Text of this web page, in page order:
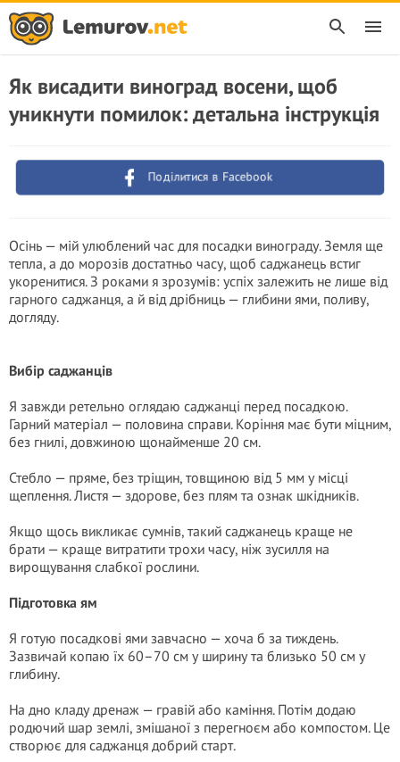
Як висадити виноград восени, щоб
уникнути помилок: детальна інструкція
Поділитися в Facebook
Осінь — мій улюблений час для посадки винограду. Земля ще
тепла, а до морозів достатньо часу, щоб саджанець встиг
укоренитися. З роками я зрозумів: успіх залежить не лише від
гарного саджанця, а й від дрібниць — глибини ями, поливу,
догляду.
Вибір саджанців
Я завжди ретельно оглядаю саджанці перед посадкою.
Гарний матеріал — половина справи. Коріння має бути міцним,
без гнилі, довжиною щонайменше 20 см.
Стебло — пряме, без тріщин, товщиною від 5 мм у місці
щеплення. Листя — здорове, без плям та ознак шкідників.
Якщо щось викликає сумнів, такий саджанець краще не
брати — краще витратити трохи часу, ніж зусилля на
вирощування слабкої рослини.
Підготовка ям
Я готую посадкові ями завчасно — хоча б за тиждень.
Зазвичай копаю їх 60–70 см у ширину та близько 50 см у
глибину.
На дно кладу дренаж — гравій або каміння. Потім додаю
родючий шар землі, змішаної з перегноєм або компостом. Це
створює для саджанця добрий старт.